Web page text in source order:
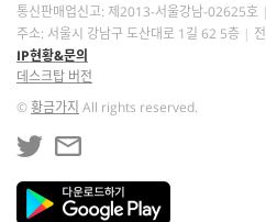
통신판매업신고: 제2013-서울강남-02625호
주소: 서울시 강남구 도산대로 1길 62 5층
IP현황&문의
데스크탑 버전
©황금가지 All rights reserved.